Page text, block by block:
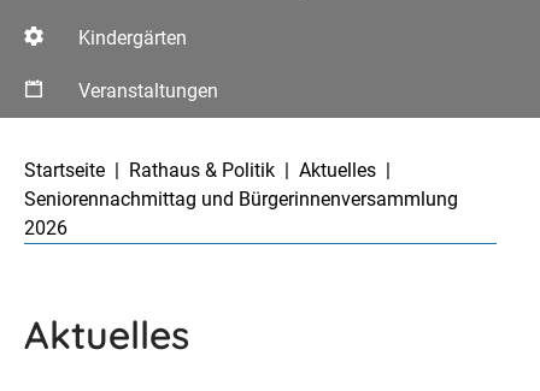
Kindergärten
Veranstaltungen
Startseite
Rathaus & Politik
Aktuelles
Seniorennachmittag und Bürgerinnenversammlung
2026
Aktuelles